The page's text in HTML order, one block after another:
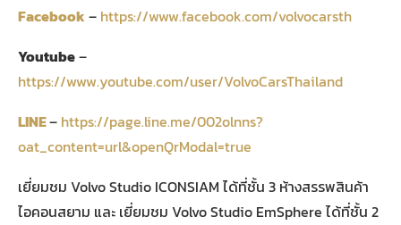
Facebook – https://www.facebook.com/volvocarsth
Youtube–
https://www.youtube.com/user/VolvoCarsThailand
LINE– https://page.line.me/002olnns?
oat_content=url&openQrModal=true
เยี่ยมชม Volvo Studio ICONSIAM ได้ที่ชั้น 3 ห้างสรรพสินค้า
ไอคอนสยาม และ เยี่ยมชม Volvo Studio EmSphere ได้ที่ชั้น 2